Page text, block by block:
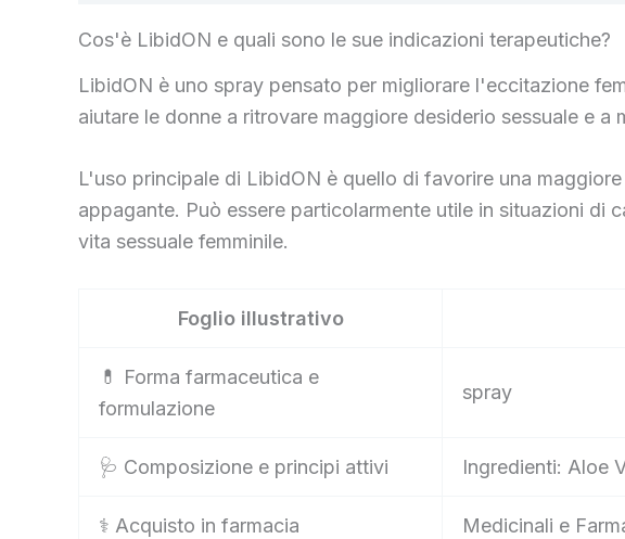
Cos'è LibidON e quali sono le sue indicazioni terapeutiche?
LibidON è uno spray pensato per migliorare l'eccitazione
aiutare le donne a ritrovare maggiore desiderio sessuale e
L'uso principale di LibidON è quello di favorire una
appagante. Può essere particolarmente utile in situazioni di
vita sessuale femminile.
Foglio illustrativo
💊 Forma farmaceutica e
formulazione
spray
🩺 Composizione e principi attivi Ingredienti: Aloe
⚕️ Acquisto in farmacia Medicinali e